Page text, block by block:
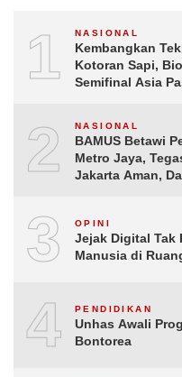
1 NASIONAL
Kembangkan
Kotoran Sapi,
Semifinal Asia
2 NASIONAL
BAMUS Betawi
Metro Jaya,
Jakarta Aman,
3 OPINI
Jejak Digital Tak
Manusia di
4 PENDIDIKAN
Unhas Awali
Bontorea